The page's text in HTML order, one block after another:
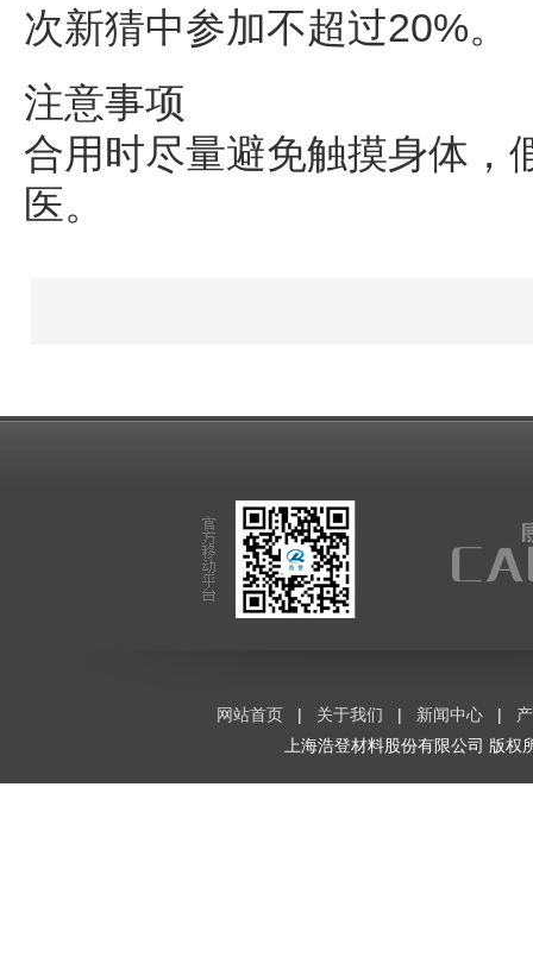
次新猜中参加不超过20%。
注意事项
合用时尽量避免触摸身体，
医。
网站首页 | 关于我们 | 新闻中心 |
上海浩登材料股份有限公司 版权